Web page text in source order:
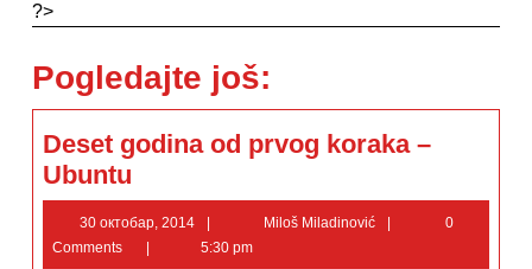
?>
Pogledajte još:
Deset godina od prvog koraka –
Ubuntu
od
prvog
koraka
30 октобар, 2014
октобар,
Miloš Miladinović
0
Comments
5:30 pm